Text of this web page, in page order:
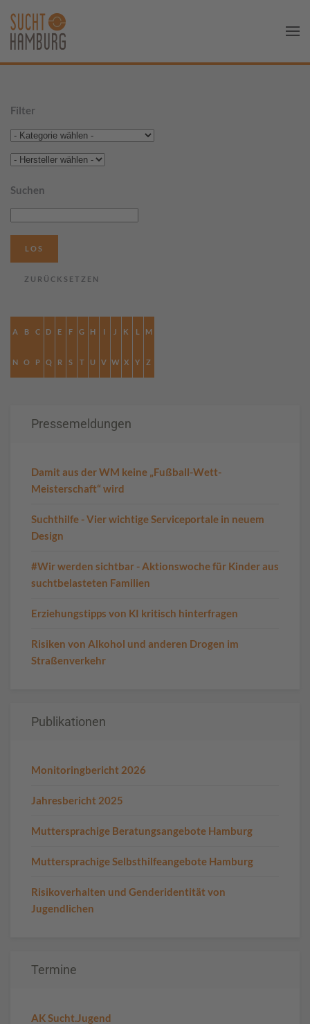
Filter
Suchen
A B C D E F G H I J K L M
N O P Q R S T U V W X Y Z
Pressemeldungen
Damit aus der WM keine „Fußball-Wett-
Meisterschaft“ wird
Suchthilfe - Vier wichtige Serviceportale in neuem
Design
#Wir werden sichtbar - Aktionswoche für Kinder aus
suchtbelasteten Familien
Erziehungstipps von KI kritisch hinterfragen
Risiken von Alkohol und anderen Drogen im
Straßenverkehr
Publikationen
Monitoringbericht 2026
Jahresbericht 2025
Muttersprachige Beratungsangebote Hamburg
Muttersprachige Selbsthilfeangebote Hamburg
Risikoverhalten und Genderidentität von
Jugendlichen
Termine
AK Sucht.Jugend